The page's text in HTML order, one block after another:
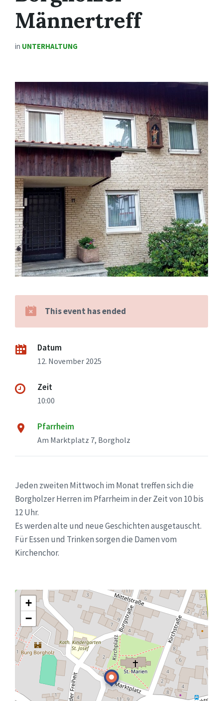
Männertreff
in UNTERHALTUNG
This event has ended
Datum
12. November 2025
Zeit
10:00
Pfarrheim
Am Marktplatz 7, Borgholz
Jeden zweiten Mittwoch im Monat treffen sich die
Borgholzer Herren im Pfarrheim in der Zeit von 10 bis
12 Uhr.
Es werden alte und neue Geschichten ausgetauscht.
Für Essen und Trinken sorgen die Damen vom
Kirchenchor.
+
−